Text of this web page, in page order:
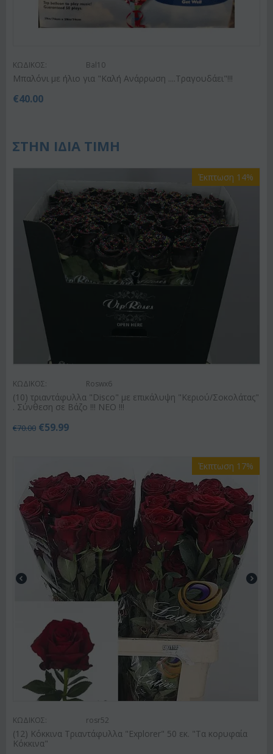
ΚΩΔΙΚΟΣ: Bal10
Μπαλόνι με ήλιο για "Καλή Ανάρρωση ....Τραγουδάει"!!!
€40.00
ΣΤΗΝ ΙΔΙΑ ΤΙΜΗ
Έκπτωση 14%
ΚΩΔΙΚΟΣ: Roswx6
(10) τριαντάφυλλα "Disco" με επικάλυψη "Κεριού/Σοκολάτας"
. Σύνθεση σε Βάζο !!! ΝΕΟ !!!
€70.00 €59.99
Έκπτωση 17%
ΚΩΔΙΚΟΣ: rosr52
(12) Κόκκινα Τριαντάφυλλα "Explorer" 50 εκ. "Τα κορυφαία
Κόκκινα"